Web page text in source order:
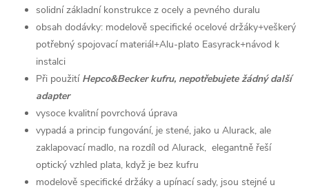
solidní základní konstrukce z ocely a pevného duralu
obsah dodávky: modelově specifické ocelové držáky+veškerý
potřebný spojovací materiál+Alu-plato Easyrack+návod k
instalci
Při použití Hepco&Becker kufru, nepotřebujete žádný další
adapter
vysoce kvalitní povrchová úprava
vypadá a princip fungování, je stené, jako u Alurack, ale
zaklapovací madlo, na rozdíl od Alurack, elegantně řeší
optický vzhled plata, když je bez kufru
modelově specifické držáky a upínací sady, jsou stejné u